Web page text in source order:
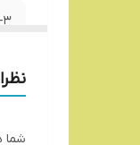
3-
شما